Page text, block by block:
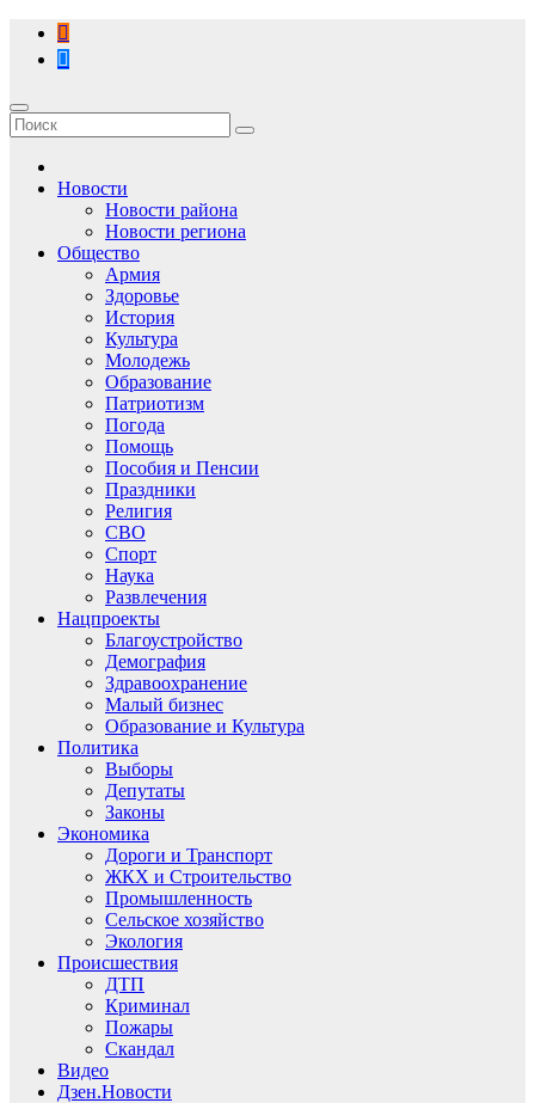
Перейти
содержимому
Новости
Новости района
Новости региона
Общество
Армия
Здоровье
История
Культура
Молодежь
Образование
Патриотизм
Погода
Помощь
Пособия и Пенсии
Праздники
Религия
СВО
Спорт
Наука
Развлечения
Нацпроекты
Благоустройство
Демография
Здравоохранение
Малый бизнес
Образование и Культура
Политика
Выборы
Депутаты
Законы
Экономика
Дороги и Транспорт
ЖКХ и Строительство
Промышленность
Сельское хозяйство
Экология
Происшествия
ДТП
Криминал
Пожары
Скандал
Видео
Дзен.Новости